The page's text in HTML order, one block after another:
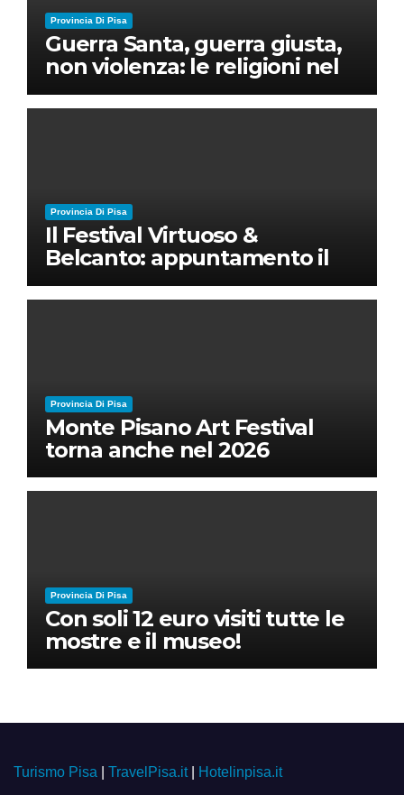
Provincia Di Pisa
Guerra Santa, guerra giusta,
non violenza: le religioni nel
nuovo disordine mondiale
Provincia Di Pisa
Il Festival Virtuoso &
Belcanto: appuntamento il
28 luglio a Palazzo Blu con
Ruben Micieli
Provincia Di Pisa
Monte Pisano Art Festival
torna anche nel 2026
Provincia Di Pisa
Con soli 12 euro visiti tutte le
mostre e il museo!
Turismo Pisa TravelPisa.it| Hotelinpisa.it